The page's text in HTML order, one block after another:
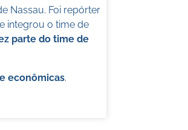
Nassau. Foi repórter
integrou o time de
parte do time de
econômicas.